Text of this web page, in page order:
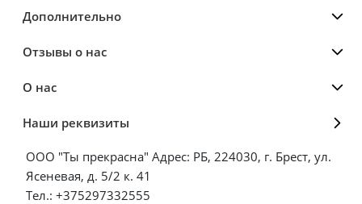
Дополнительно
Отзывы о нас
О нас
Наши реквизиты
ООО "Ты прекрасна" Адрес: РБ, 224030, г. Брест, ул.
Ясеневая, д. 5/2 к. 41
Тел.: +375297332555